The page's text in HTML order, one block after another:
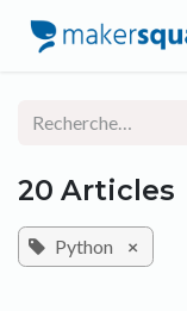
20 Articles
Python ×